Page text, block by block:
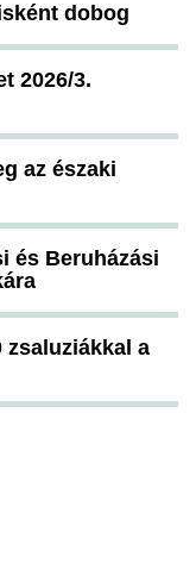
dobog
2026/3.
az északi
és Beruházási
zsaluziákkal a